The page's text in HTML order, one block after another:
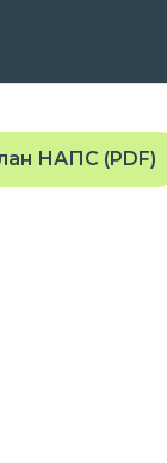
НАПС (PDF)